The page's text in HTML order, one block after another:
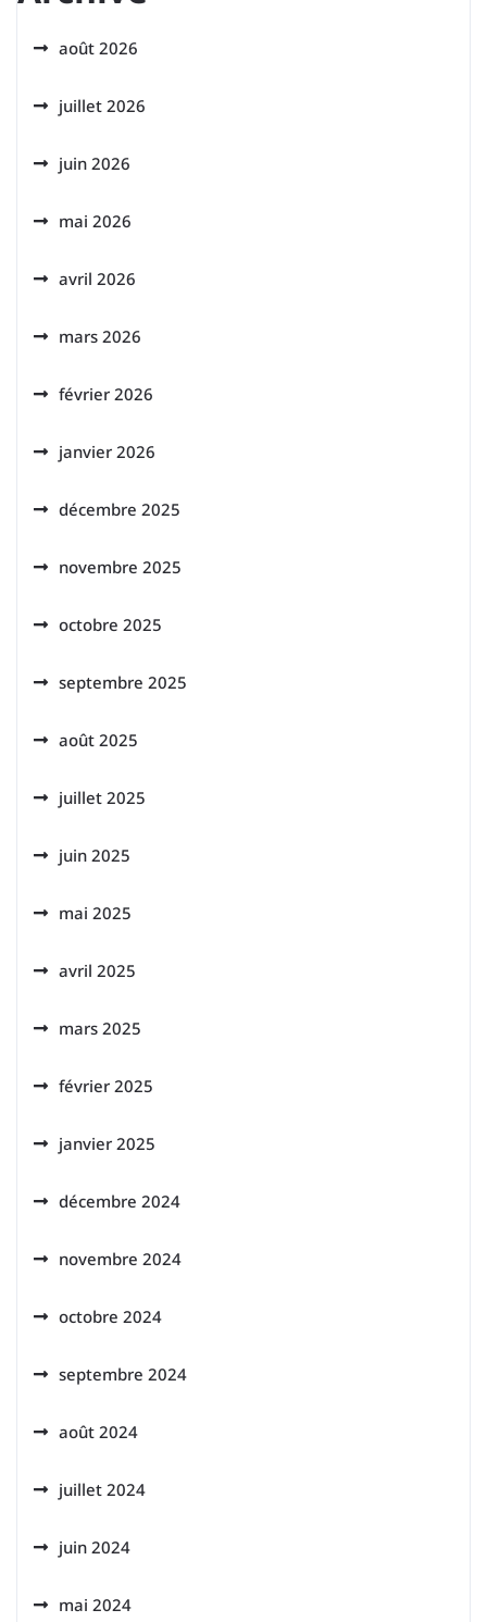
août 2026
juillet 2026
juin 2026
mai 2026
avril 2026
mars 2026
février 2026
janvier 2026
décembre 2025
novembre 2025
octobre 2025
septembre 2025
août 2025
juillet 2025
juin 2025
mai 2025
avril 2025
mars 2025
février 2025
janvier 2025
décembre 2024
novembre 2024
octobre 2024
septembre 2024
août 2024
juillet 2024
juin 2024
mai 2024